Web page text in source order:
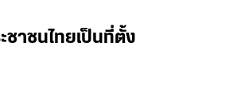
าชนไทยเป็นที่ตั้ง